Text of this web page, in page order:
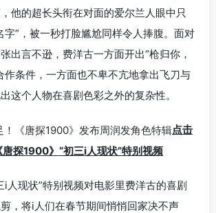
他的超长头衔在对面的爱尔兰人眼中只
字”，被一秒打脸尴尬同样令人捧腹。面对
出言不逊，费洋古一方面开出“枪归你，
作条件，一方面也不卑不亢地拿出飞刀与
这个人物在喜剧色彩之外的复杂性。
点击
探1900》“初三i人现状”特别视频
i人现状”特别视频对电影里费洋古的喜剧
，将i人们在春节期间悄悄回家决不声